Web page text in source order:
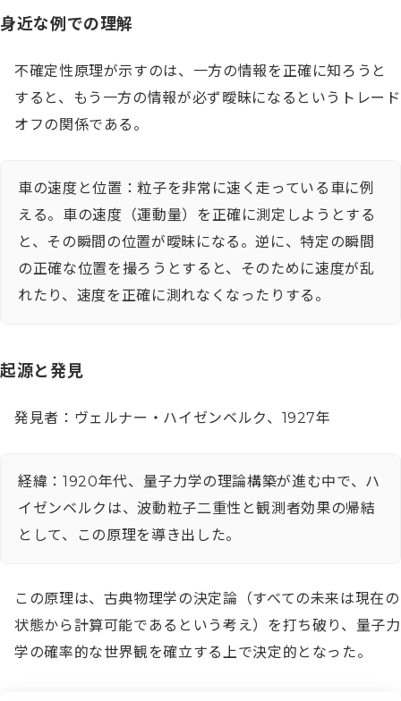
身近な例での理解
不確定性原理が示すのは、一方の情報を正確に知ろうと
すると、もう一方の情報が必ず曖昧になるというトレード
オフの関係である。
車の速度と位置：粒子を非常に速く走っている車に例
える。車の速度（運動量）を正確に測定しようとする
と、その瞬間の位置が曖昧になる。逆に、特定の瞬間
の正確な位置を撮ろうとすると、そのために速度が乱
れたり、速度を正確に測れなくなったりする。
起源と発見
発見者：ヴェルナー・ハイゼンベルク、1927年
経緯：1920年代、量子力学の理論構築が進む中で、ハ
イゼンベルクは、波動粒子二重性と観測者効果の帰結
として、この原理を導き出した。
この原理は、古典物理学の決定論（すべての未来は現在の
状態から計算可能であるという考え）を打ち破り、量子力
学の確率的な世界観を確立する上で決定的となった。